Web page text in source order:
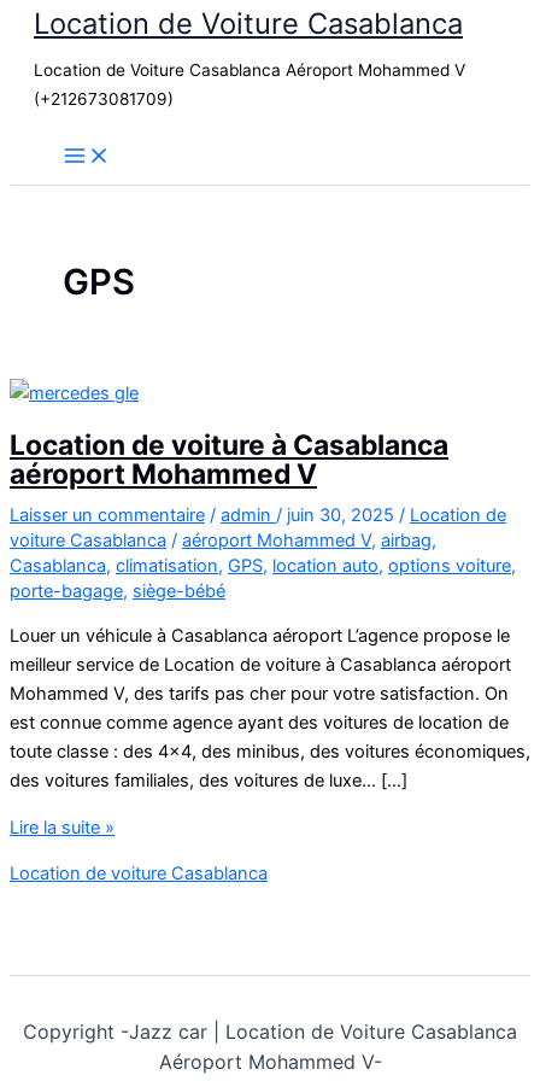
contenu
Location de Voiture Casablanca
Location de Voiture Casablanca Aéroport Mohammed V
(+212673081709)
GPS
Location de voiture à Casablanca
aéroport Mohammed V
Laisser un commentaire / admin / juin 30, 2025 / Location de
voiture Casablanca / aéroport Mohammed V, airbag,
Casablanca, climatisation, GPS, location auto, options voiture,
porte-bagage, siège-bébé
Louer un véhicule à Casablanca aéroport L’agence propose le
meilleur service de Location de voiture à Casablanca aéroport
Mohammed V, des tarifs pas cher pour votre satisfaction. On
est connue comme agence ayant des voitures de location de
toute classe : des 4×4, des minibus, des voitures économiques,
des voitures familiales, des voitures de luxe… […]
Location
voiture
aéroport
Lire la suite »
Location de voiture Casablanca
Copyright -Jazz car | Location de Voiture Casablanca
Aéroport Mohammed V-